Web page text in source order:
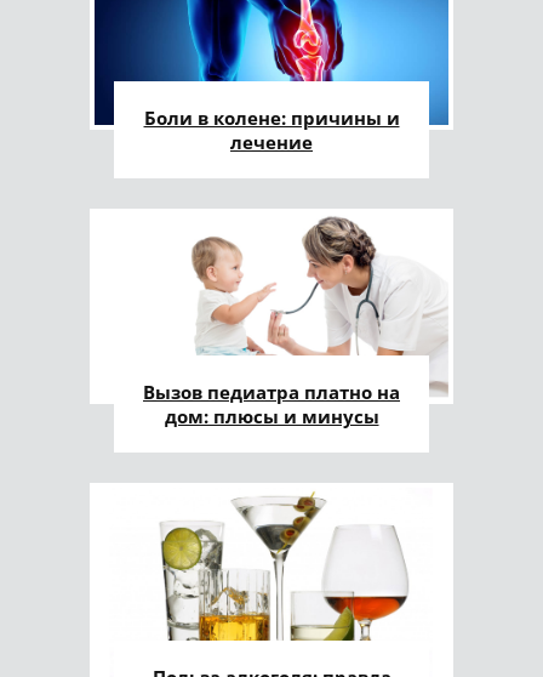
Боли в колене: причины и
лечение
Вызов педиатра платно на
дом: плюсы и минусы